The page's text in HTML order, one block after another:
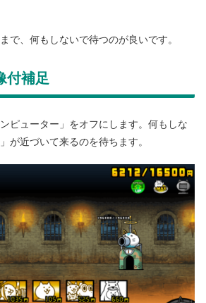
で、何もしないで待つのが良いです。
付補足
ピューター」をオフにします。何もしな
が近づいて来るのを待ちます。